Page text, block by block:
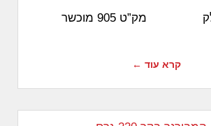
מק״ט 910 חלק מק”ט 905 מוכשר
קרא עוד ←